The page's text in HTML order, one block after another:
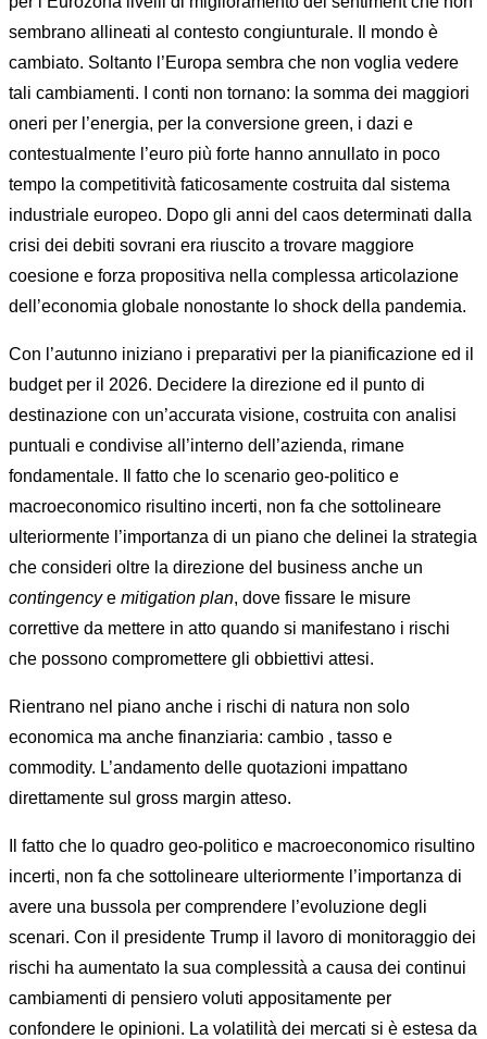
sembrano allineati al contesto congiunturale. Il mondo è
cambiato. Soltanto l’Europa sembra che non voglia vedere
tali cambiamenti. I conti non tornano: la somma dei maggiori
oneri per l’energia, per la conversione green, i dazi e
contestualmente l’euro più forte hanno annullato in poco
tempo la competitività faticosamente costruita dal sistema
industriale europeo. Dopo gli anni del caos determinati dalla
crisi dei debiti sovrani era riuscito a trovare maggiore
coesione e forza propositiva nella complessa articolazione
dell’economia globale nonostante lo shock della pandemia.
Con l’autunno iniziano i preparativi per la pianificazione ed il
budget per il 2026. Decidere la direzione ed il punto di
destinazione con un’accurata visione, costruita con analisi
puntuali e condivise all’interno dell’azienda, rimane
fondamentale. Il fatto che lo scenario geo-politico e
macroeconomico risultino incerti, non fa che sottolineare
ulteriormente l’importanza di un piano che delinei la strategia
che consideri oltre la direzione del business anche un
contingencye mitigation plan, dove fissare le misure
correttive da mettere in atto quando si manifestano i rischi
che possono compromettere gli obbiettivi attesi.
Rientrano nel piano anche i rischi di natura non solo
economica ma anche finanziaria: cambio , tasso e
commodity. L’andamento delle quotazioni impattano
direttamente sul gross margin atteso.
Il fatto che lo quadro geo-politico e macroeconomico risultino
incerti, non fa che sottolineare ulteriormente l’importanza di
avere una bussola per comprendere l’evoluzione degli
scenari. Con il presidente Trump il lavoro di monitoraggio dei
rischi ha aumentato la sua complessità a causa dei continui
cambiamenti di pensiero voluti appositamente per
confondere le opinioni. La volatilità dei mercati si è estesa da